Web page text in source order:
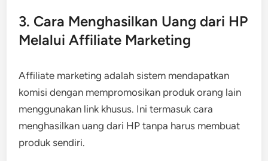
3. Cara Menghasilkan Uang dari HP
Melalui Affiliate Marketing
Affiliate marketing adalah sistem mendapatkan
komisi dengan mempromosikan produk orang lain
menggunakan link khusus. Ini termasuk cara
menghasilkan uang dari HP tanpa harus membuat
produk sendiri.